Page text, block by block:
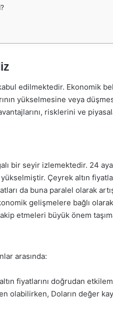
edilmektedir. Ekonomik
yükselmesine veya
risklerini ve
bir seyir izlemektedir. 24
Çeyrek altın
da buna paralel olarak
gelişmelere bağlı
etmeleri büyük önem
arasında:
fiyatlarını doğrudan
olabilirken, Doların değer